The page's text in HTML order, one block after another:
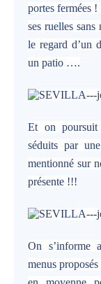
portes fermées
ses ruelles
le regard d’un
un patio ….
Et on poursuit
séduits par
mentionné sur
présente !!!
On s’informe
menus